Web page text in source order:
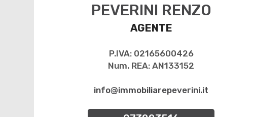
PEVERINI RENZO
AGENTE
P.IVA: 02165600426
Num. REA: AN133152
info@immobiliarepeverini.it